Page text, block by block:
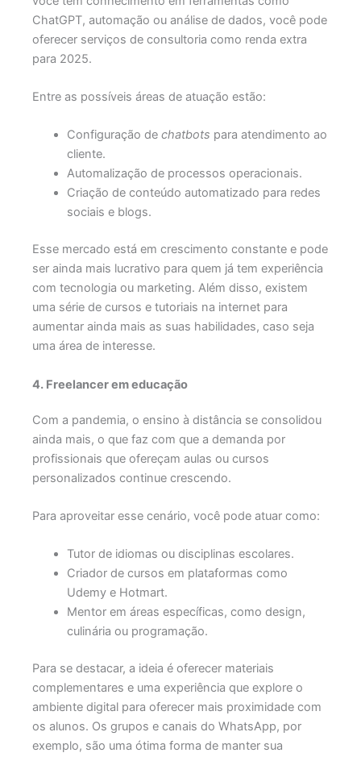
ChatGPT, automação ou análise de dados, você pode
oferecer serviços de consultoria como renda extra
para 2025.
Entre as possíveis áreas de atuação estão:
Configuração dechatbots para atendimento ao
cliente.
Automalização de processos operacionais.
Criação de conteúdo automatizado para redes
sociais e blogs.
Esse mercado está em crescimento constante e pode
ser ainda mais lucrativo para quem já tem experiência
com tecnologia ou marketing. Além disso, existem
uma série de cursos e tutoriais na internet para
aumentar ainda mais as suas habilidades, caso seja
uma área de interesse.
4. Freelancer em educação
Com a pandemia, o ensino à distância se consolidou
ainda mais, o que faz com que a demanda por
profissionais que ofereçam aulas ou cursos
personalizados continue crescendo.
Para aproveitar esse cenário, você pode atuar como:
Tutor de idiomas ou disciplinas escolares.
Criador de cursos em plataformas como
Udemy e Hotmart.
Mentor em áreas específicas, como design,
culinária ou programação.
Para se destacar, a ideia é oferecer materiais
complementares e uma experiência que explore o
ambiente digital para oferecer mais proximidade com
os alunos. Os grupos e canais do WhatsApp, por
exemplo, são uma ótima forma de manter sua